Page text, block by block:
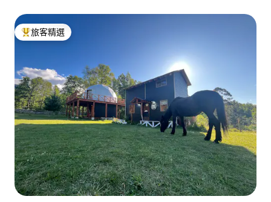
旅客精選榜首
旅客精選